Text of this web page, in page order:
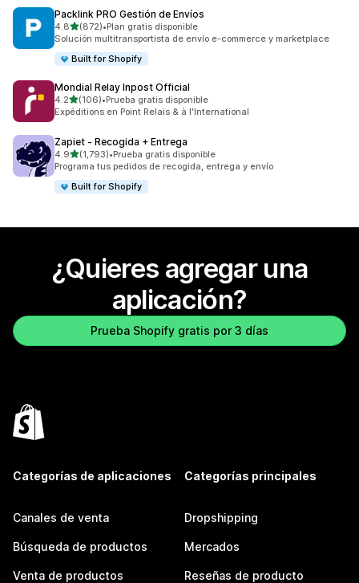
Packlink PRO Gestión de Envíos
4.8de 5 estrellas
(872)
872 reseñas en total
•Plan gratis disponible
Solución multitransportista de envío e-commerce y marketplace
Built for Shopify
Mondial Relay Inpost Official
4.2de 5 estrellas
(106)
106 reseñas en total
•Prueba gratis disponible
Expéditions en Point Relais & à l'International
Zapiet ‑ Recogida + Entrega
4.9de 5 estrellas
(1,793)
1793 reseñas en total
•Prueba gratis disponible
Programa tus pedidos de recogida, entrega y envío
Built for Shopify
¿Quieres agregar una
aplicación?
Prueba Shopify gratis por 3 días
Categorías de aplicaciones
Canales de venta
Búsqueda de productos
Venta de productos
Categorías principales
Dropshipping
Mercados
Reseñas de producto